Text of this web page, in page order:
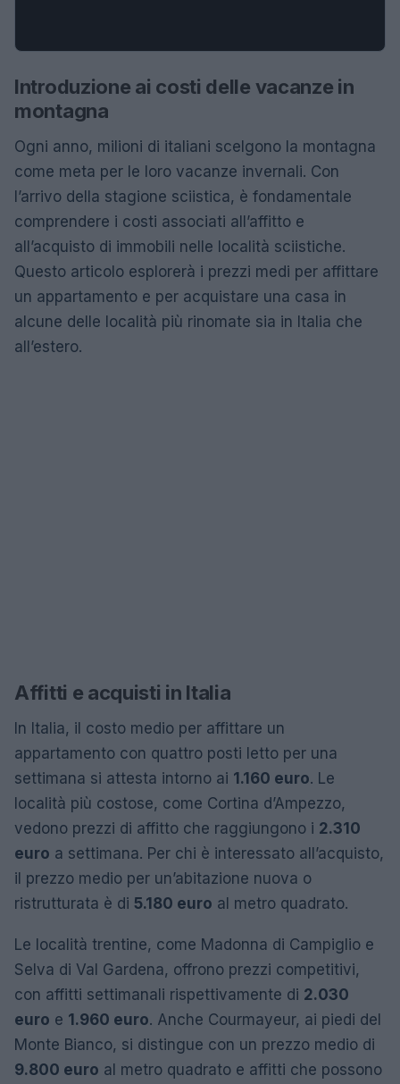
Introduzione ai costi delle vacanze in
montagna
Ogni anno, milioni di italiani scelgono la montagna
come meta per le loro vacanze invernali. Con
l’arrivo della stagione sciistica, è fondamentale
comprendere i costi associati all’affitto e
all’acquisto di immobili nelle località sciistiche.
Questo articolo esplorerà i prezzi medi per affittare
un appartamento e per acquistare una casa in
alcune delle località più rinomate sia in Italia che
all’estero.
Affitti e acquisti in Italia
In Italia, il costo medio per affittare un
appartamento con quattro posti letto per una
settimana si attesta intorno ai 1.160 euro. Le
località più costose, come Cortina d’Ampezzo,
vedono prezzi di affitto che raggiungono i 2.310
euro a settimana. Per chi è interessato all’acquisto,
il prezzo medio per un’abitazione nuova o
ristrutturata è di 5.180 euro al metro quadrato.
Le località trentine, come Madonna di Campiglio e
Selva di Val Gardena, offrono prezzi competitivi,
con affitti settimanali rispettivamente di 2.030
euro e 1.960 euro. Anche Courmayeur, ai piedi del
Monte Bianco, si distingue con un prezzo medio di
9.800 euro al metro quadrato e affitti che possono